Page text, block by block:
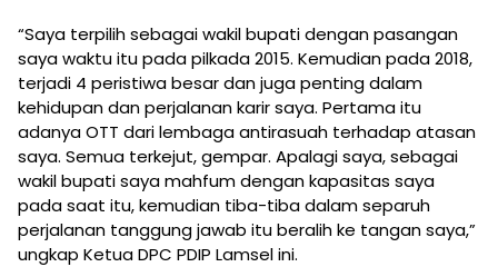
“Saya terpilih sebagai wakil bupati dengan pasangan
saya waktu itu pada pilkada 2015. Kemudian pada 2018,
terjadi 4 peristiwa besar dan juga penting dalam
kehidupan dan perjalanan karir saya. Pertama itu
adanya OTT dari lembaga antirasuah terhadap atasan
saya. Semua terkejut, gempar. Apalagi saya, sebagai
wakil bupati saya mahfum dengan kapasitas saya
pada saat itu, kemudian tiba-tiba dalam separuh
perjalanan tanggung jawab itu beralih ke tangan saya,”
ungkap Ketua DPC PDIP Lamsel ini.